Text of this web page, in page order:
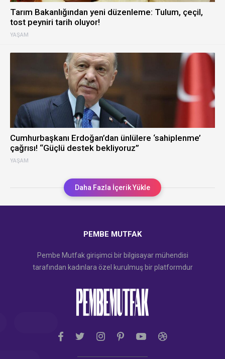
YAŞAM
Tarım Bakanlığından yeni düzenleme: Tulum, çeçil,
tost peyniri tarih oluyor!
YAŞAM
Cumhurbaşkanı Erdoğan’dan ünlülere ‘sahiplenme’
çağrısı! “Güçlü destek bekliyoruz”
Daha Fazla İçerik Yükle
PEMBE MUTFAK
Pembe Mutfak girişimci bir bilgisayar mühendisi
tarafından kadınlara özel kurulmuş bir platformdur